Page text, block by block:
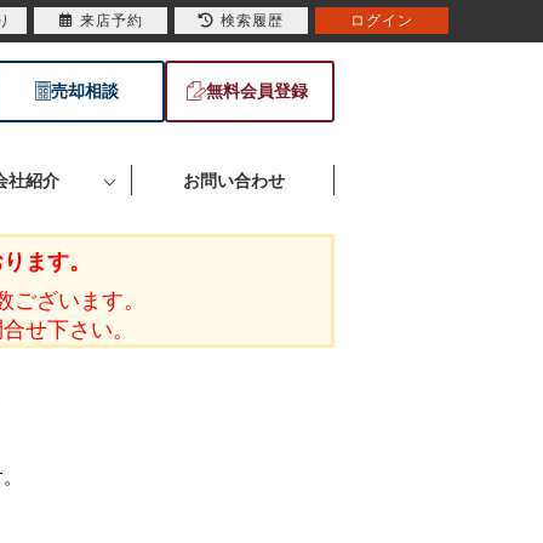
売却相談 無料会員登録
社紹介 お問い合わせ
ます。
ざいます。
せ下さい。
来店予約 検索履歴 ログイン